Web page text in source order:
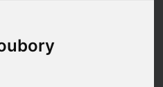
nachlazení